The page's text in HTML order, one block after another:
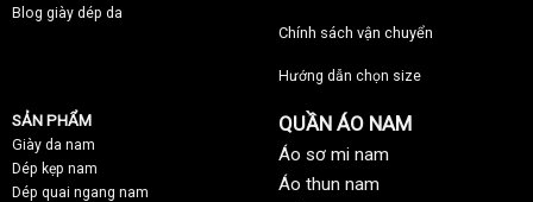
Blog giày dép da
Chính sách vận chuyển
Hướng dẫn chọn size
SẢN PHẨM
Giày da nam
Dép kẹp nam
Dép quai ngang nam
QUẦN ÁO NAM
Áo sơ mi nam
Áo thun nam